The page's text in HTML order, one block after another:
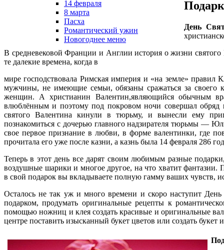
14 февраля
8 марта
Пасха
Романтический ужин
Новогоднее меню
День
В средневековой Франции и Англии история о жизни святого
те далекие времена, когда в
мире господствовала Римская империя и «на земле»
мужчины, не имеющие семьи, обязаны сражаться за своего
женщин. А христианин Валентин,являющийся обычным
влюблённым и поэтому под покровом ночи совершал
святого Валентина кинули в тюрьму, и вынесли ему
познакомиться с дочерью главного надзирателя тюрьмы —
свое первое признание в любви, в форме валентинки, где
прочитала его уже после казни, а казнь была 14 февраля 286
Теперь в этот день все дарят своим любимым разные
воздушные шарики и многое другое, на что хватит
в свой подарок вы вкладываете полную гамму ваших
Осталось не так уж и много времени и скоро наступит
подарком, продумать оригинальные рецепты к
помощью ножниц и клея создать красивые и оригинальные
центре поставить изысканный букет цветов или создать букет